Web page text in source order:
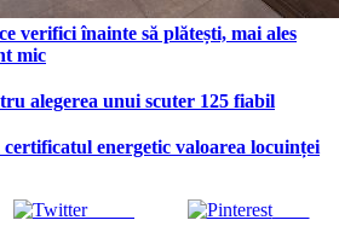
verifici înainte să plătești, mai ales
mic
alegerea unui scuter 125 fiabil
energetic valoarea locuinței
Tweet Save